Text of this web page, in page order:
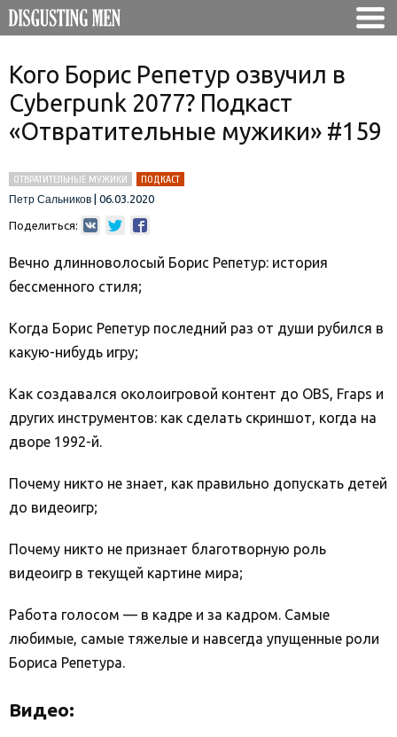
Кого Борис Репетур озвучил в
Cyberpunk 2077? Подкаст
«Отвратительные мужики» #159
ОТВРАТИТЕЛЬНЫЕ МУЖИКИ
ПОДКАСТ
Петр Сальников
06.03.2020
Поделиться:
Вечно длинноволосый Борис Репетур: история
бессменного стиля;
Когда Борис Репетур последний раз от души рубился в
какую-нибудь игру;
Как создавался околоигровой контент до OBS, Fraps и
других инструментов: как сделать скриншот, когда на
дворе 1992-й.
Почему никто не знает, как правильно допускать детей
до видеоигр;
Почему никто не признает благотворную роль
видеоигр в текущей картине мира;
Работа голосом — в кадре и за кадром. Самые
любимые, самые тяжелые и навсегда упущенные роли
Бориса Репетура.
Видео: